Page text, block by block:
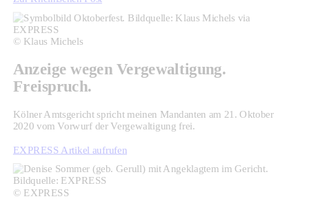
© Klaus Michels
Anzeige wegen Vergewaltigung.
Freispruch.
Kölner Amtsgericht spricht meinen Mandanten am 21. Oktober
2020 vom Vorwurf der Vergewaltigung frei.
EXPRESS Artikel aufrufen
© EXPRESS